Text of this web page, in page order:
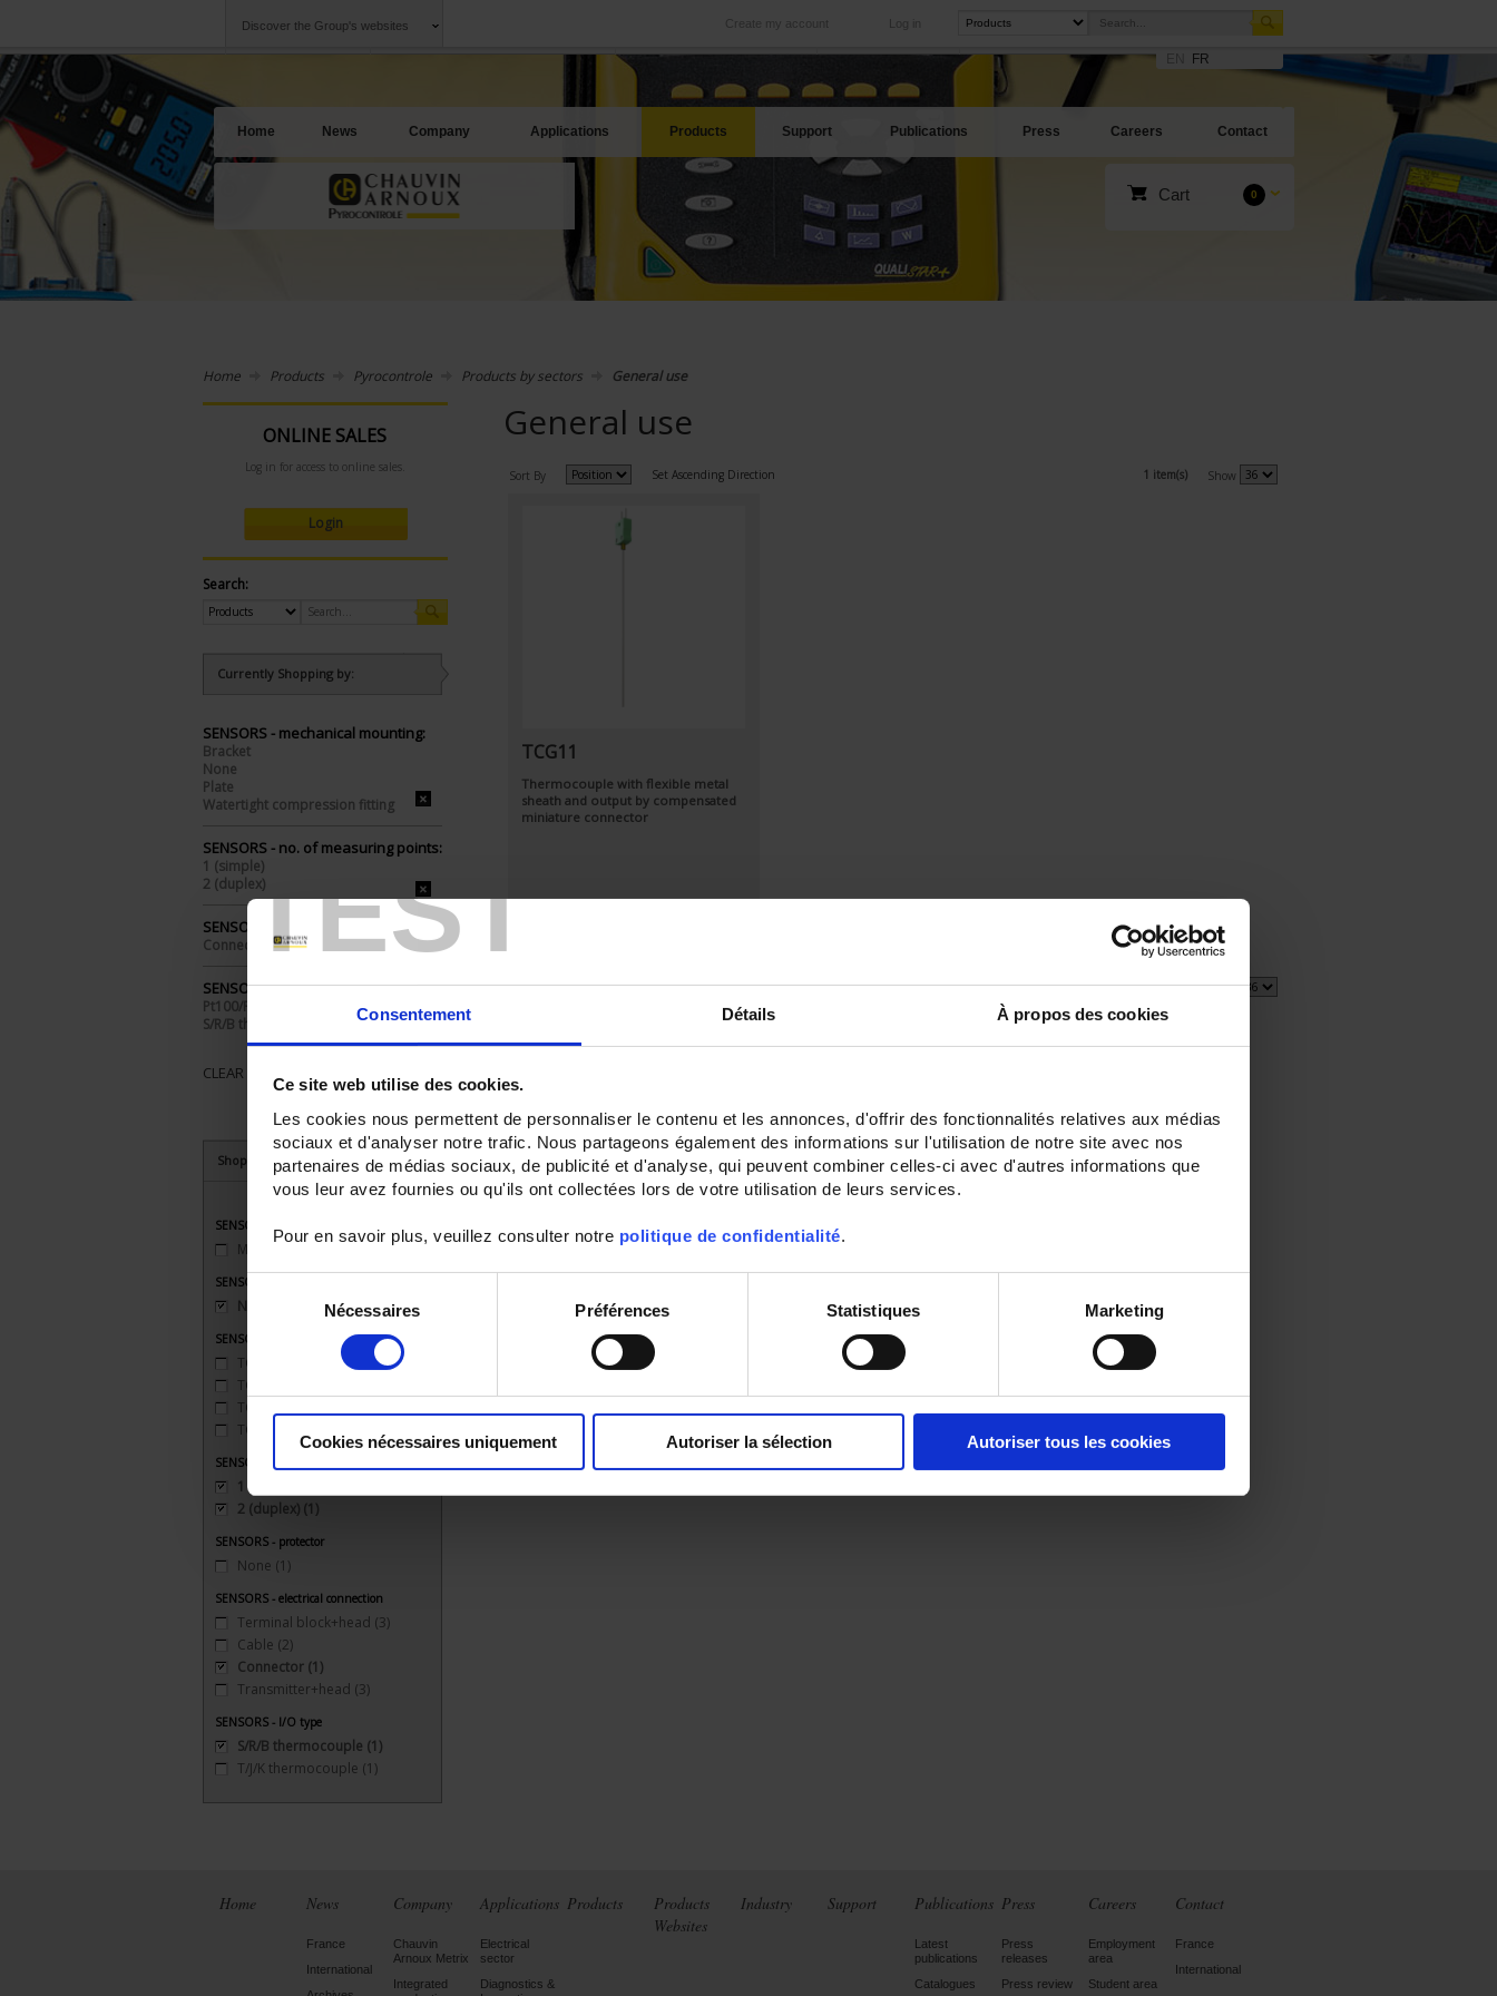
TEST
Consentement Détails À propos des cookies
Ce site web utilise des cookies.
Les cookies nous permettent de personnaliser le contenu et les annonces, d'offrir des fonctionnalités relatives aux médias
sociaux et d'analyser notre trafic. Nous partageons également des informations sur l'utilisation de notre site avec nos
partenaires de médias sociaux, de publicité et d'analyse, qui peuvent combiner celles-ci avec d'autres informations que
vous leur avez fournies ou qu'ils ont collectées lors de votre utilisation de leurs services.
Pour en savoir plus, veuillez consulter notre politique de confidentialité.
Sélection
consentement
Nécessaires Préférences Statistiques Marketing
Cookies nécessaires uniquement Autoriser la sélection Autoriser tous les cookies
Discover the Group's websites Log in
Create my account
International
Our subsidiaries abroad
Our best offers
FR
Home News Company Applications Products Support Publications Press Careers Contact
Cart 0
Home Products Pyrocontrole Products by sectors General use
ONLINE SALES
Log in for access to online sales.
Login
Search:
Currently Shopping by:
SENSORS - mechanical mounting:
Bracket
None
Plate
Watertight compression fitting
SENSORS - no. of measuring points:
1 (simple)
2 (duplex)
SENSORS - electrical connection:
Connector
SENSORS - I/O type:
Pt100/Pt1000
S/R/B thermocouple
CLEAR ALL
Shop By
SENSORS - connector type
Miniature
SENSORS - mechanical mounting
None
SENSORS - measurement range
TC J 720 °C maxi(1)
TC K 1100 °C maxi
TC S 1500 °C maxi
TC T 350 °C maxi
SENSORS - no. of measuring points
1 (simple)
2 (duplex) (1)
SENSORS - protector
None (1)
SENSORS - electrical connection
Terminal block+head (3)
Cable (2)
Connector (1)
Transmitter+head (3)
SENSORS - I/O type
S/R/B thermocouple (1)
T/J/K thermocouple (1)
General use
Sort By Set Ascending Direction 1 item(s) Show
TCG11
Thermocouple with flexible metal
sheath and output by compensated
miniature connector
Sort By Set Ascending Direction 1 item(s) Show
Home News
France
International
Company
Chauvin
Arnoux Metrix
Integrated
Applications
Electrical
sector
Diagnostics &
Products
Products
Websites
Industry Support Publications
Latest
publications
Catalogues
Press
Press
releases
Press review
Careers
Employment
area
Student area
Contact
France
International